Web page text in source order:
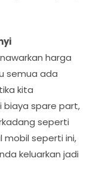
harga
semua ada
kita
biaya spare part,
seperti
mobil seperti ini,
keluarkan jadi